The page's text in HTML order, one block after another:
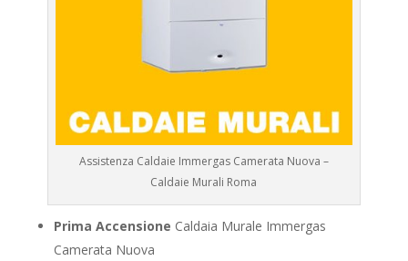
Assistenza Caldaie Immergas Camerata Nuova –
Caldaie Murali Roma
Prima Accensione Caldaia Murale Immergas
Camerata Nuova